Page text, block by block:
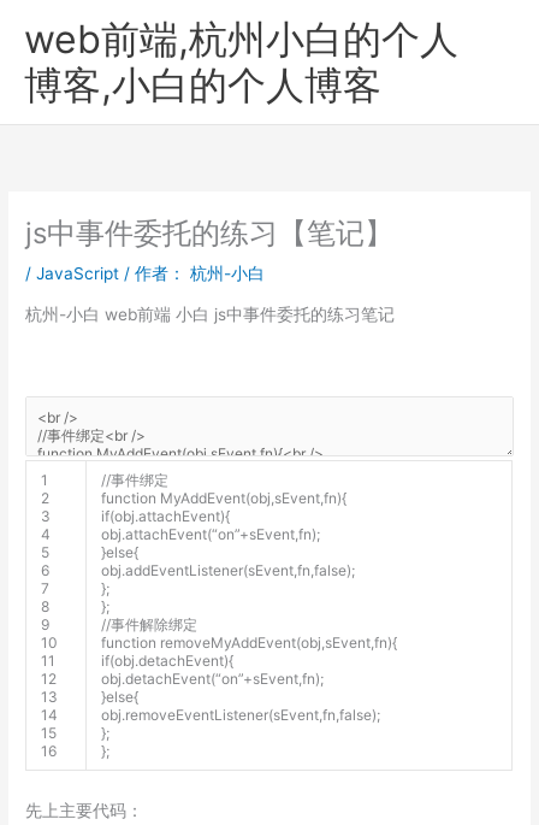
web前端,杭州小白的个人
博客,小白的个人博客
js中事件委托的练习【笔记】
/JavaScript / 作者： 杭州-小白
杭州-小白 web前端 小白 js中事件委托的练习笔记
1
2
3
4
5
6
7
8
9
10
11
12
13
14
15
16
//事件绑定
function MyAddEvent(obj sEvent ,fn){
if(obj.attachEvent){
obj.attachEvent(“on”+sEvent ,fn);
}else{
obj.addEventListener(sEvent ,fn ,false);
};
};
//事件解除绑定
function removeMyAddEvent(obj sEvent ,fn){
if(obj.detachEvent){
obj.detachEvent(“on”+sEvent ,fn);
}else{
obj.removeEventListener(sEvent ,fn ,false);
};
};
先上主要代码：